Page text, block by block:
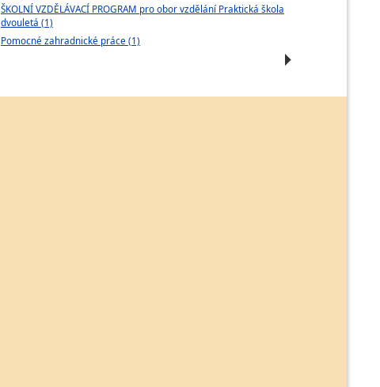
ŠKOLNÍ VZDĚLÁVACÍ PROGRAM pro obor vzdělání Praktická škola
dvouletá (1)
Pomocné zahradnické práce (1)